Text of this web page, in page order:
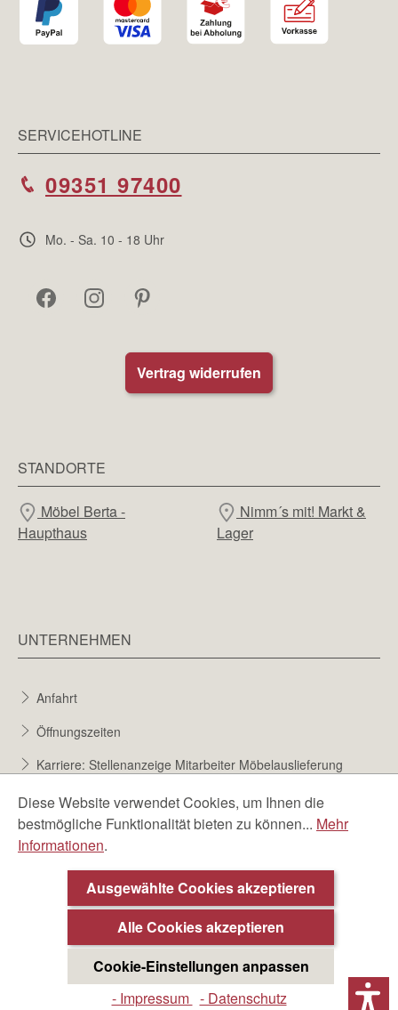
SERVICEHOTLINE
09351 97400
Mo. - Sa. 10 - 18 Uhr
Vertrag widerrufen
STANDORTE
Möbel Berta -
Haupthaus
Nimm´s mit! Markt &
Lager
UNTERNEHMEN
Anfahrt
Öffnungszeiten
Karriere: Stellenanzeige Mitarbeiter Möbelauslieferung
Karriere bei Möbel Berta
Bewerbungsformular
Diese Website verwendet Cookies, um Ihnen die
bestmögliche Funktionalität bieten zu können... Mehr
Informationen.
Ausgewählte Cookies akzeptieren
Alle Cookies akzeptieren
Cookie-Einstellungen anpassen
- Impressum - Datenschutz